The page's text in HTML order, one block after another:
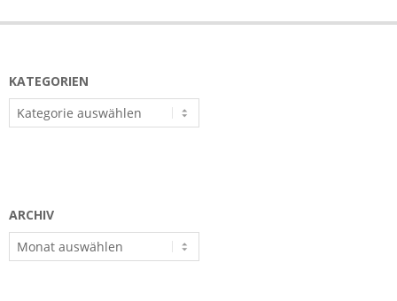
KATEGORIEN
Kategorien
ARCHIV
Archiv